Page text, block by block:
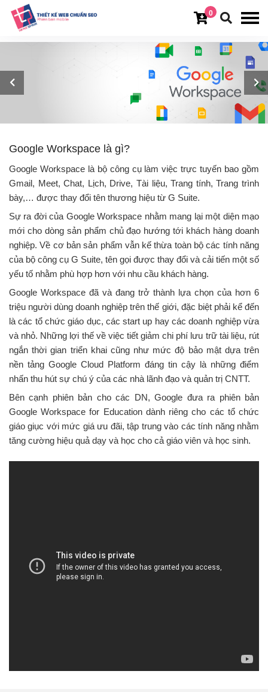
0
Google Workspace là gì?
Google Workspace là bộ công cụ làm việc trực tuyến bao gồm
Gmail, Meet, Chat, Lịch, Drive, Tài liệu, Trang tính, Trang trình
bày,… được thay đổi tên thương hiệu từ G Suite.
Sự ra đời của Google Workspace nhằm mang lại một diện mạo
mới cho dòng sản phẩm chủ đạo hướng tới khách hàng doanh
nghiệp. Về cơ bản sản phẩm vẫn kế thừa toàn bộ các tính năng
của bộ công cụ G Suite, tên gọi được thay đổi và cải tiến một số
yếu tố nhằm phù hợp hơn với nhu cầu khách hàng.
Google Workspace đã và đang trở thành lựa chọn của hơn 6
triệu người dùng doanh nghiệp trên thế giới, đặc biệt phải kể đến
là các tổ chức giáo dục, các start up hay các doanh nghiệp vừa
và nhỏ. Những lợi thế về việc tiết giảm chi phí lưu trữ tài liệu, rút
ngắn thời gian triển khai cũng như mức độ bảo mật dựa trên
nền tảng Google Cloud Platform đáng tin cậy là những điểm
nhấn thu hút sự chú ý của các nhà lãnh đạo và quản trị CNTT.
Bên cạnh phiên bản cho các DN, Google đưa ra phiên bản
Google Workspace for Education dành riêng cho các tổ chức
giáo giục với mức giá ưu đãi, tập trung vào các tính năng nhằm
tăng cường hiệu quả dạy và học cho cả giáo viên và học sinh.